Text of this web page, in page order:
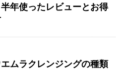
年使ったレビューとお得
ムラクレンジングの種類